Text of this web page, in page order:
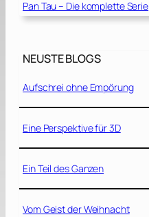
Pan Tau – Die komplette Serie
NEUSTE BLOGS
Aufschrei ohne Empörung
Eine Perspektive für 3D
Ein Teil des Ganzen
Vom Geist der Weihnacht